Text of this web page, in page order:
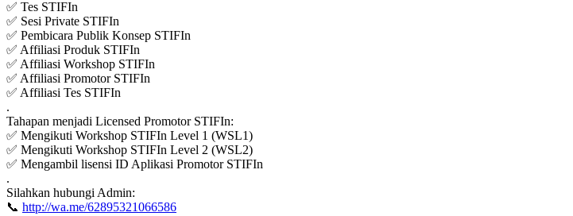
✅ Tes STIFIn
✅ Sesi Private STIFIn
✅ Pembicara Publik Konsep STIFIn
✅ Affiliasi Produk STIFIn
✅ Affiliasi Workshop STIFIn
✅ Affiliasi Promotor STIFIn
✅ Affiliasi Tes STIFIn
.
Tahapan menjadi Licensed Promotor STIFIn:
✅ Mengikuti Workshop STIFIn Level 1 (WSL1)
✅ Mengikuti Workshop STIFIn Level 2 (WSL2)
✅ Mengambil lisensi ID Aplikasi Promotor STIFIn
.
Silahkan hubungi Admin:
📞 http://wa.me/62895321066586